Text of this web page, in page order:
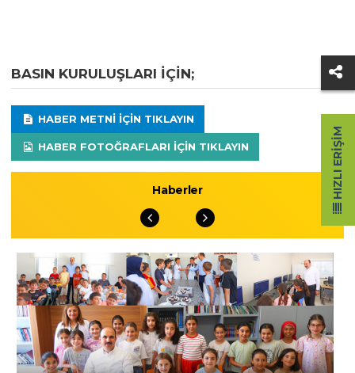
BASIN KURULUŞLARI IÇIN;
HABER METNI IÇIN TIKLAYIN
HABER FOTOĞRAFLARI IÇIN TIKLAYIN
Haberler HIZLI ERIŞIM